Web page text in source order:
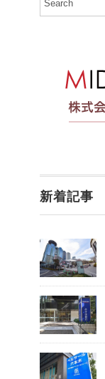
新着記事